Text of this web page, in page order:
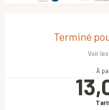
Terminé
Voir
À